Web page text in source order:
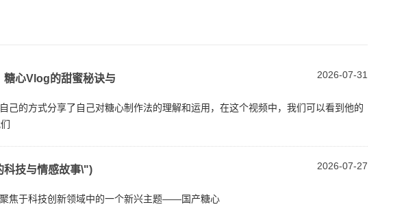
2026-07-31
心Vlog的甜蜜秘诀与
己的方式分享了自己对糖心制作法的理解和运用，在这个视频中，我们可以看到他的
2026-07-27
技与情感故事\")
焦于科技创新领域中的一个新兴主题——国产糖心